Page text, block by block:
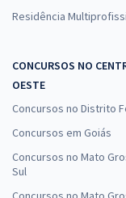
Residência
CONCURSOS NO
OESTE
Concursos no Distrito
Concursos em Goiás
Concursos no Mato
Sul